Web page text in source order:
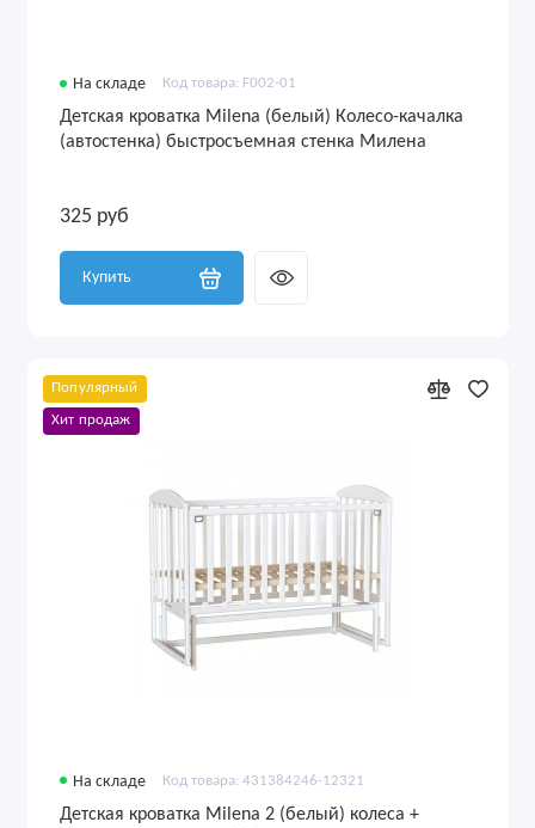
На складе Код товара: F002-01
Детская кроватка Milena (белый) Колесо-качалка
(автостенка) быстросъемная стенка Милена
325 руб
Купить
Популярный
Хит продаж
На складе Код товара: 431384246-12321
Детская кроватка Milena 2 (белый) колеса +